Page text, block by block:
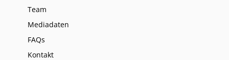
Team
Mediadaten
FAQs
Kontakt